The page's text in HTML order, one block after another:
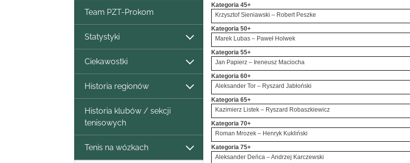
Team PZT-Prokom
Statystyki
Ciekawostki
Historia regionów
Historia klubów / sekcji
tenisowych
Tenis na wózkach
Kategoria 45+
Krzysztof Sieniawski – Robert Peszke
Kategoria 50+
Marek Lubas – Paweł Holwek
Kategoria 55+
Jan Papierz – Ireneusz Maciocha
Kategoria 60+
Aleksander Tor – Ryszard Jabłoński
Kategoria 65+
Kazimierz Listek – Ryszard Robaszkiewicz
Kategoria 70+
Roman Mrozek – Henryk Kukliński
Kategoria 75+
Aleksander Deńca – Andrzej Karczewski